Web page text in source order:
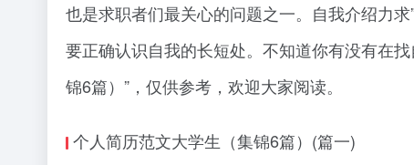
也是求职者们最关心的问题之一。自我介绍力
要正确认识自我的长短处。不知道你有没有在
锦6篇）”，仅供参考，欢迎大家阅读。
个人简历范文大学生（集锦6篇）(篇一)